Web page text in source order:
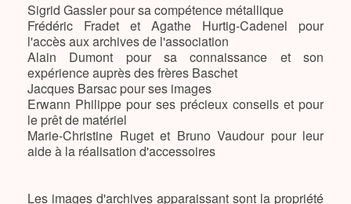
Sigrid Gassler pour sa compétence métallique
Frédéric Fradet et Agathe Hurtig-Cadenel pour
l'accès aux archives de l'association
Alain Dumont pour sa connaissance et son
expérience auprès des frères Baschet
Jacques Barsac pour ses images
Erwann Philippe pour ses précieux conseils et pour
le prêt de matériel
Marie-Christine Ruget et Bruno Vaudour pour leur
aide à la réalisation d'accessoires
Les images d'archives apparaissant sont la propriété